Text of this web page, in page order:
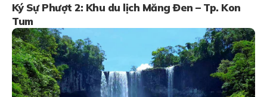
Ký Sự Phượt 2: Khu du lịch Măng Đen – Tp. Kon
Tum